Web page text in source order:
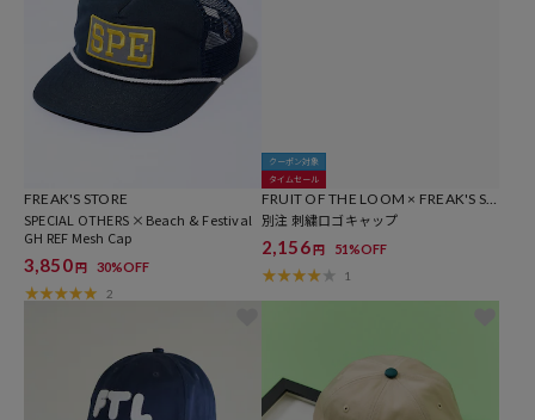
FREAK'S STORE
SPECIAL OTHERS ×Beach & Festival
GH REF Mesh Cap
3,850 円 30%OFF
2
クーポン対象
タイムセール
FRUIT OF THE LOOM × FREAK'S ST
ORE
別注 刺繍ロゴキャップ
2,156 円 51%OFF
1